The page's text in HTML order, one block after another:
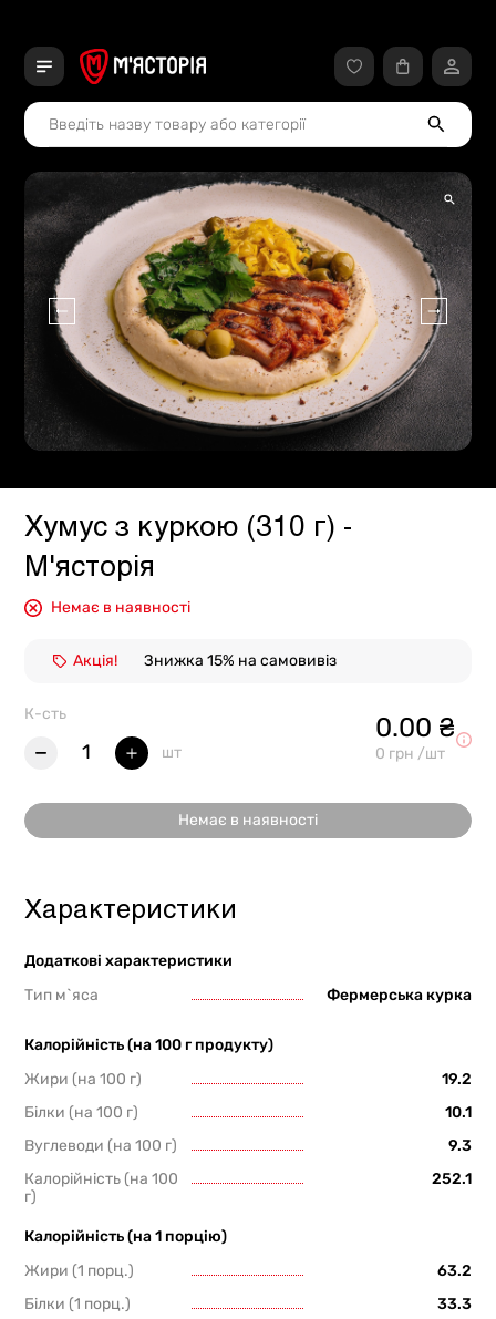
Хумус з куркою (310 г) -
М'ясторія
Немає в наявності
Акція! Знижка 15% на самовивіз
К-сть
1 шт
0.00 ₴
0 грн /шт
Немає в наявності
Характеристики
Додаткові характеристики
Тип м`яса
Фермерська курка
Калорійність (на 100 г продукту)
Жири (на 100 г)
19.2
Білки (на 100 г)
10.1
Вуглеводи (на 100 г)
9.3
Калорійність (на 100
г)
252.1
Калорійність (на 1 порцію)
Жири (1 порц.)
63.2
Білки (1 порц.)
33.3